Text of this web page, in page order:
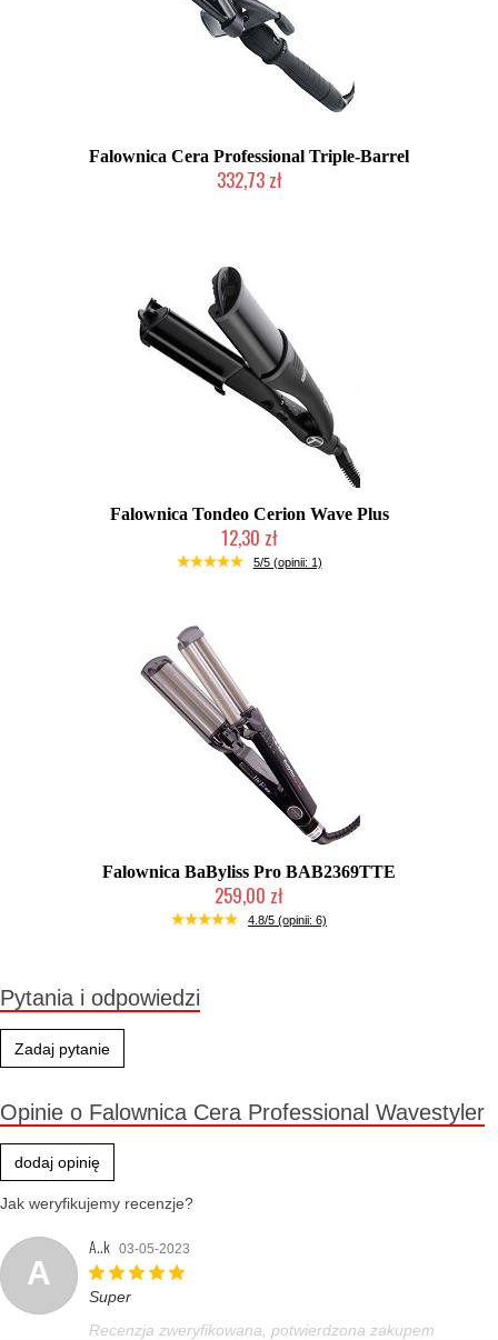
Falownica Cera Professional Triple-Barrel
332,73 zł
Falownica Tondeo Cerion Wave Plus
12,30 zł
Produkt wycofany
5/5 (opinii: 1)
Falownica BaByliss Pro BAB2369TTE
259,00 zł
Duża ilość (wysyłka w 24h)
4.8/5 (opinii: 6)
Pytania i odpowiedzi
Zadaj pytanie
Opinie o Falownica Cera Professional Wavestyler
dodaj opinię
Jak weryfikujemy recenzje?
A
A..k 03-05-2023
Super
Recenzja zweryfikowana, potwierdzona zakupem